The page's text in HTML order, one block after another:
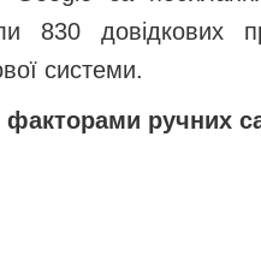
830 довідкових
системи.
ручних